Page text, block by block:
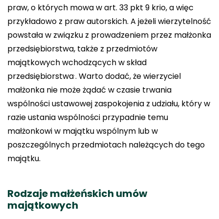
praw, o których mowa w art. 33 pkt 9 krio, a więc
przykładowo z praw autorskich. A jeżeli wierzytelność
powstała w związku z prowadzeniem przez małżonka
przedsiębiorstwa, także z przedmiotów
majątkowych wchodzących w skład
przedsiębiorstwa.. Warto dodać, że wierzyciel
małżonka nie może żądać w czasie trwania
wspólności ustawowej zaspokojenia z udziału, który w
razie ustania wspólności przypadnie temu
małżonkowi w majątku wspólnym lub w
poszczególnych przedmiotach należących do tego
majątku.
Rodzaje małżeńskich umów
majątkowych